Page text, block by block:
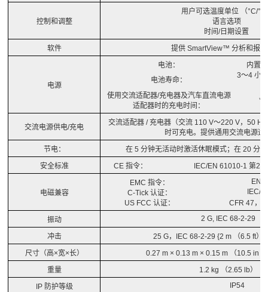
控制和调整
用户可选温度单位（°C/°F
语言选项
时间/日期设置
软件
提供SmartView™ 分析和报告
电源
电池：
内置
电池寿命：
3～4 小
使用交流适配器/充电器及汽车直流电源
适配器时的充电时间：
*
交流电源供电/充电
交流适配器/ 充电器（交流 110 V～220 V，50
时可充电。提供通用交流电源适
节电：
在 5 分钟无活动时激活休眠模式；在 20 分
安全标准
CE指令： IEC/EN 61010-1 第2
电磁兼容
EMC 指令：
C-Tick 认证：
IEC/
US FCC 认证： CFR 47 ，
振动
2 G, IEC 68-2-29
冲击 25 G，
IEC 68-2-29 {2 m （6.5 ft）
尺寸（高×宽×长）
0.27 m × 0.13 m × 0.15 m （10.5 in ×
重量
1.2 kg （2.65 lb）
IP 防护等级 IP54